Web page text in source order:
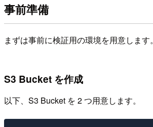
事前準備
まずは事前に検証用の環境を用意します。
S3 Bucket を作成
以下、S3 Bucket を 2 つ用意します。